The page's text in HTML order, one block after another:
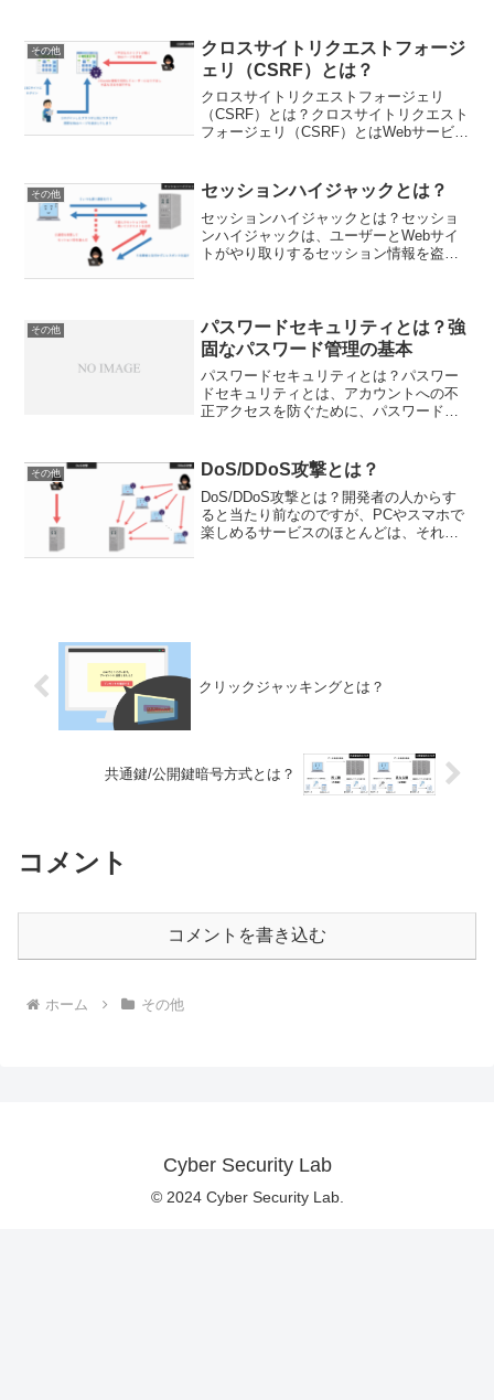
し、第三者のブラウザで保存した悪意の
あるコードを実行する...
その他
クロスサイトリクエストフォージ
ェリ（CSRF）とは？
クロスサイトリクエストフォージェリ
（CSRF）とは？クロスサイトリクエスト
フォージェリ（CSRF）とはWebサービス
ージェリ（CSRF）とは、攻撃者が別のユ
ーザーになり...
その他 セッションハイジャックとは？
セッションハイジャックとは？セッショ
ンハイジャックは、ユーザーとWebサイ
トがやり取りするセッション情報を盗
ID」を発行され、そのID...
その他
パスワードセキュリティとは？強
固なパスワード管理の基本
パスワードセキュリティとは？パスワー
ドセキュリティとは、アカウントへの不
正アクセスを防ぐために、パスワードの
ジタル世界における「鍵」のような存在
ですが、多くの人が簡単す...
その他 DoS/DDoS攻撃とは？
DoS/DDoS攻撃とは？開発者の人からす
ると当たり前なのですが、PCやスマホで
楽しめるサービスのほとんどは、それら
クリックジャッキングとは？
共通鍵/公開鍵暗号方式とは？
コメント
コメントを書き込む
ホーム その他
Cyber Security Lab
© 2024 Cyber Security Lab.